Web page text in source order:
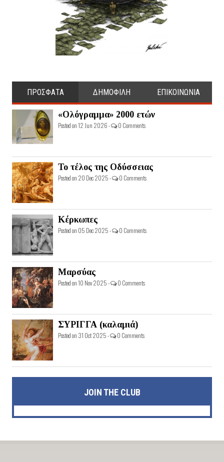
ΠΡΟΣΦΑΤΑ ΔΗΜΟΦΙΛΗ ΕΠΙΚΟΙΝΩΝΙΑ
«Ολόγραμμα» 2000 ετών
Posted on 12 Jun 2026 - 0 Comments
Το τέλος της Οδύσσειας
Posted on 20 Dec 2025 - 0 Comments
Κέρκωπες
Posted on 05 Dec 2025 - 0 Comments
Μαρσύας
Posted on 10 Nov 2025 - 0 Comments
ΣΥΡΙΓΓΑ (καλαμιά)
Posted on 31 Oct 2025 - 0 Comments
JOIN THE CLUB